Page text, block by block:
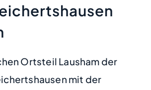
Ortsteil Lausham der
mit der